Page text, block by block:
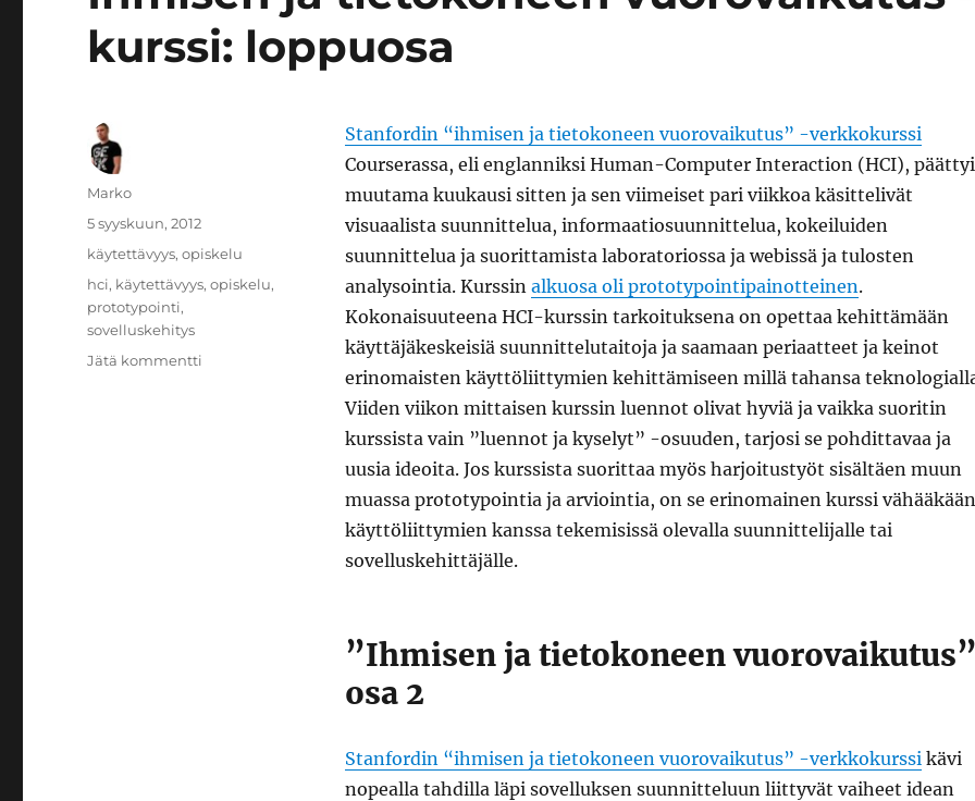
kurssi: loppuosa
Stanfordin “ihmisen ja tietokoneen vuorovaikutus” -verkkokurssi
Courserassa, eli englanniksi Human-Computer Interaction (HCI), päättyi
muutama kuukausi sitten ja sen viimeiset pari viikkoa käsittelivät
visuaalista suunnittelua, informaatiosuunnittelua, kokeiluiden
suunnittelua ja suorittamista laboratoriossa ja webissä ja tulosten
analysointia. Kurssin alkuosa oli prototypointipainotteinen.
Kokonaisuuteena HCI-kurssin tarkoituksena on opettaa kehittämään
käyttäjäkeskeisiä suunnittelutaitoja ja saamaan periaatteet ja keinot
erinomaisten käyttöliittymien kehittämiseen millä tahansa
Viiden viikon mittaisen kurssin luennot olivat hyviä ja vaikka suoritin
kurssista vain ”luennot ja kyselyt” -osuuden, tarjosi se pohdittavaa ja
uusia ideoita. Jos kurssista suorittaa myös harjoitustyöt sisältäen muun
muassa prototypointia ja arviointia, on se erinomainen kurssi vähääkään
käyttöliittymien kanssa tekemisissä olevalla suunnittelijalle tai
sovelluskehittäjälle.
”Ihmisen ja tietokoneen
osa 2
Stanfordin “ihmisen ja tietokoneen vuorovaikutus” -verkkokurssikävi
nopealla tahdilla läpi sovelluksen suunnitteluun liittyvät vaiheet idean
Kirjoittaja
Marko
Julkaistu
5 syyskuun, 2012
Kategoriat
käytettävyys,opiskelu
Avainsanat
hci, käytettävyys,opiskelu,
prototypointi,
sovelluskehitys
Jätä kommentti